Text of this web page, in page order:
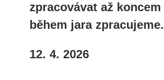
zpracovávat až
během jara
12. 4. 2026